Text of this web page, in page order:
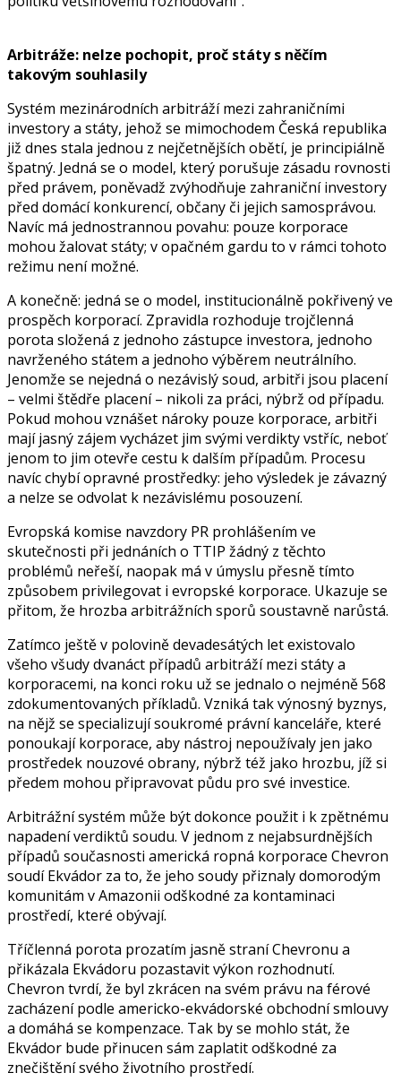
Arbitráže: nelze pochopit, proč státy s něčím
takovým souhlasily
Systém mezinárodních arbitráží mezi zahraničními
investory a státy, jehož se mimochodem Česká republika
již dnes stala jednou z nejčetnějších obětí, je principiálně
špatný. Jedná se o model, který porušuje zásadu rovnosti
před právem, poněvadž zvýhodňuje zahraniční investory
před domácí konkurencí, občany či jejich samosprávou.
Navíc má jednostrannou povahu: pouze korporace
mohou žalovat státy; v opačném gardu to v rámci tohoto
režimu není možné.
A konečně: jedná se o model, institucionálně pokřivený ve
prospěch korporací. Zpravidla rozhoduje trojčlenná
porota složená z jednoho zástupce investora, jednoho
navrženého státem a jednoho výběrem neutrálního.
Jenomže se nejedná o nezávislý soud, arbitři jsou placení
– velmi štědře placení – nikoli za práci, nýbrž od případu.
Pokud mohou vznášet nároky pouze korporace, arbitři
mají jasný zájem vycházet jim svými verdikty vstříc, neboť
jenom to jim otevře cestu k dalším případům. Procesu
navíc chybí opravné prostředky: jeho výsledek je závazný
a nelze se odvolat k nezávislému posouzení.
Evropská komise navzdory PR prohlášením ve
skutečnosti při jednáních o TTIP žádný z těchto
problémů neřeší, naopak má v úmyslu přesně tímto
způsobem privilegovat i evropské korporace. Ukazuje se
přitom, že hrozba arbitrážních sporů soustavně narůstá.
Zatímco ještě v polovině devadesátých let existovalo
všeho všudy dvanáct případů arbitráží mezi státy a
korporacemi, na konci roku už se jednalo o nejméně 568
zdokumentovaných příkladů. Vzniká tak výnosný byznys,
na nějž se specializují soukromé právní kanceláře, které
ponoukají korporace, aby nástroj nepoužívaly jen jako
prostředek nouzové obrany, nýbrž též jako hrozbu, jíž si
předem mohou připravovat půdu pro své investice.
Arbitrážní systém může být dokonce použit i k zpětnému
napadení verdiktů soudu. V jednom z nejabsurdnějších
případů současnosti americká ropná korporace Chevron
soudí Ekvádor za to, že jeho soudy přiznaly domorodým
komunitám v Amazonii odškodné za kontaminaci
prostředí, které obývají.
Tříčlenná porota prozatím jasně straní Chevronu a
přikázala Ekvádoru pozastavit výkon rozhodnutí.
Chevron tvrdí, že byl zkrácen na svém právu na férové
zacházení podle americko-ekvádorské obchodní smlouvy
a domáhá se kompenzace. Tak by se mohlo stát, že
Ekvádor bude přinucen sám zaplatit odškodné za
znečištění svého životního prostředí.